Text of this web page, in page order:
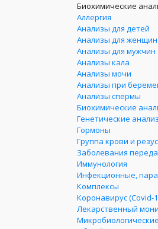
Биохимические
Аллергия
Анализы для детей
Анализы для женщин
Анализы для мужчин
Анализы кала
Анализы мочи
Анализы при
Анализы спермы
Биохимические
Генетические
Гормоны
Группа крови и
Заболевания
Иммунология
Инфекционные,
Комплексы
Коронавирус (Covid-
Лекарственный